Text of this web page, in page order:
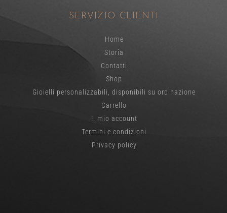
SERVIZIO CLIENTI
Home
Storia
Contatti
Shop
Gioielli personalizzabili, disponibili su ordinazione
Carrello
Il mio account
Termini e condizioni
Privacy policy